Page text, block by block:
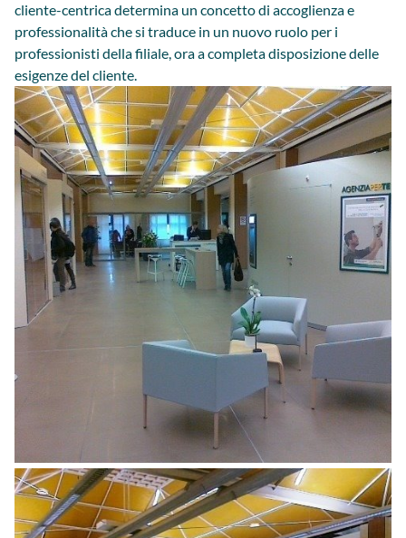
cliente-centrica determina un concetto di accoglienza e
professionalità che si traduce in un nuovo ruolo per i
professionisti della filiale, ora a completa disposizione delle
esigenze del cliente.